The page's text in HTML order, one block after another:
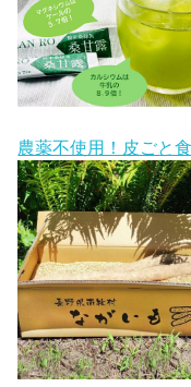
農薬不使用！皮ごと